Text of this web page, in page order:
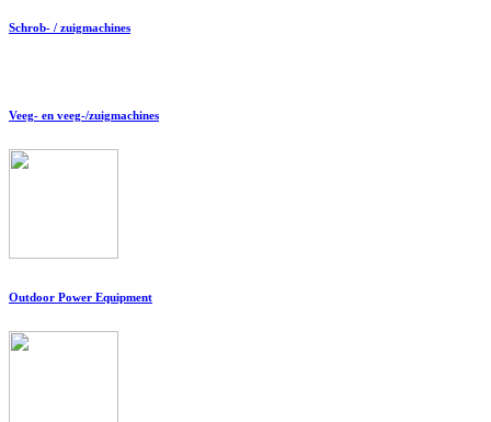
Schrob- / zuigmachines
Veeg- en veeg-/zuigmachines
Outdoor Power Equipment